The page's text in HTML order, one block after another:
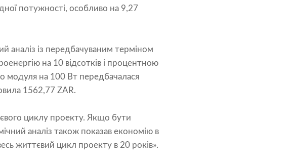
потужності, особливо на 9,27
аналіз із передбачуваним терміном
на 10 відсотків і процентною
модуля на 100 Вт передбачалася
1562,77 ZAR.
циклу проекту. Якщо бути
аналіз також показав економію в
життєвий цикл проекту в 20 років».